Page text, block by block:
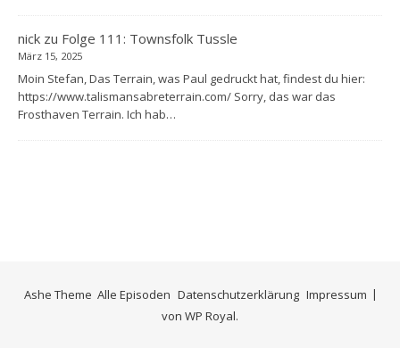
nick zu Folge 111: Townsfolk Tussle
März 15, 2025
Moin Stefan, Das Terrain, was Paul gedruckt hat, findest du hier:
https://www.talismansabreterrain.com/ Sorry, das war das
Frosthaven Terrain. Ich hab…
Alle Episoden Datenschutzerklärung Impressum
Ashe Theme
von WP Royal.